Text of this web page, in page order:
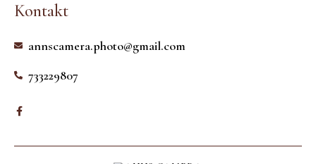
Kontakt
annscamera.photo@gmail.com
733229807